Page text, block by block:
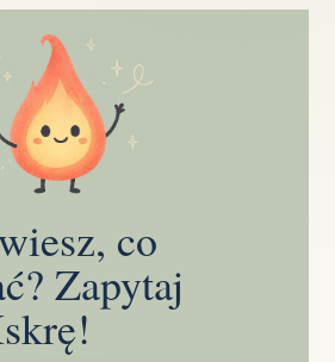
co
Zapytaj